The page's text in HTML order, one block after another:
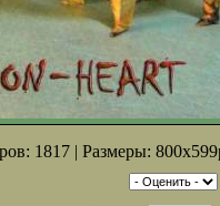
1817 | Размеры: